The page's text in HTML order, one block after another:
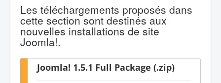
Les téléchargements proposés dans
cette section sont destinés aux
nouvelles installations de site
Joomla!.
Joomla! 1.5.1 Full Package (.zip)